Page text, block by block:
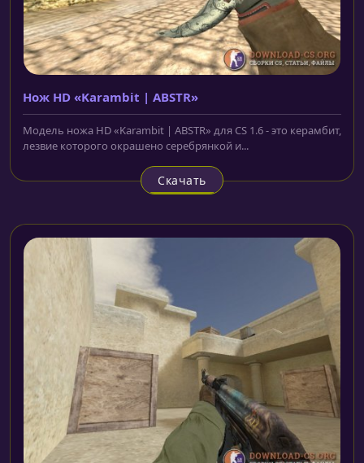
Нож HD «Karambit | ABSTR»
Модель ножа HD «Karambit | ABSTR» для CS 1.6 - это керамбит,
лезвие которого окрашено серебрянкой и...
Скачать